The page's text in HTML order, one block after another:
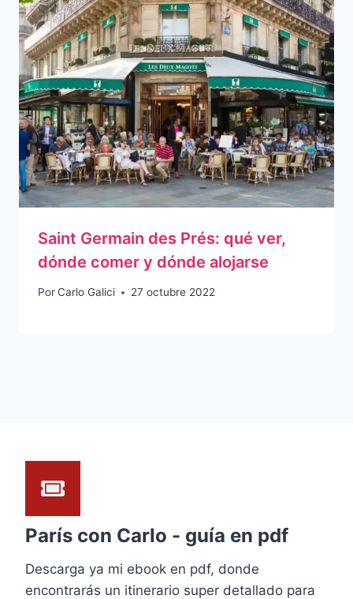
Saint Germain des Prés: qué ver,
dónde comer y dónde alojarse
PorCarlo Galici 27 octubre 2022
París con Carlo - guía en pdf
Descarga ya mi ebook en pdf, donde
encontrarás un itinerario super detallado para